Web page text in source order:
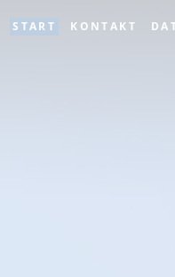
START KONTAKT